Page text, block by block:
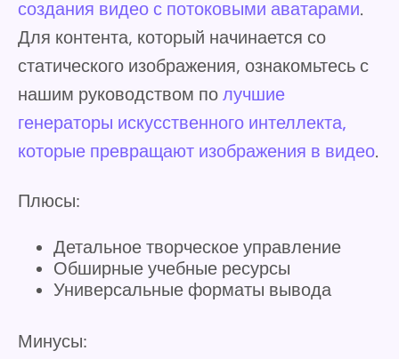
создания видео с потоковыми аватарами.
Для контента, который начинается со
статического изображения, ознакомьтесь с
нашим руководством по лучшие
генераторы искусственного интеллекта,
которые превращают изображения в видео.
Плюсы:
Детальное творческое управление
Обширные учебные ресурсы
Универсальные форматы вывода
Минусы: